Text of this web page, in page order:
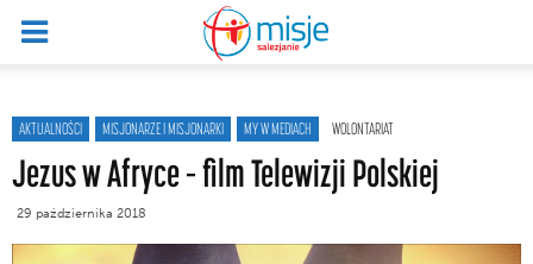
AKTUALNOŚCI MISJONARZE I MISJONARKI MY W MEDIACH WOLONTARIAT
Jezus w Afryce – film Telewizji Polskiej
29 października 2018